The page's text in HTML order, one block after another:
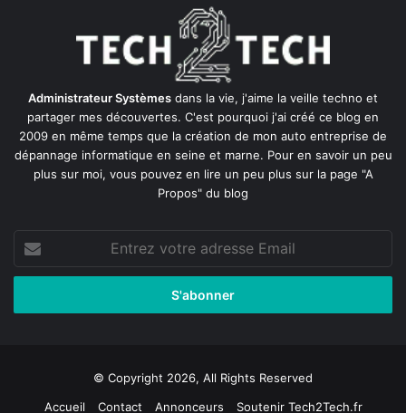
Administrateur Systèmes dans la vie, j'aime la veille techno et
partager mes découvertes. C'est pourquoi j'ai créé ce blog en
2009 en même temps que la création de mon auto entreprise de
dépannage informatique en seine et marne. Pour en savoir un peu
plus sur moi, vous pouvez en lire un peu plus sur la page "A
Propos" du blog
votre
adresse
© Copyright 2026, All Rights Reserved
Accueil
Contact Annonceurs Soutenir Tech2Tech.fr